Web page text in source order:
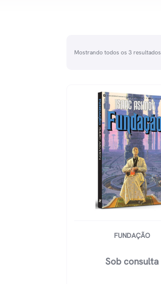
Mostrando todos os 3 resultados
FUNDAÇÃO
Sob consulta